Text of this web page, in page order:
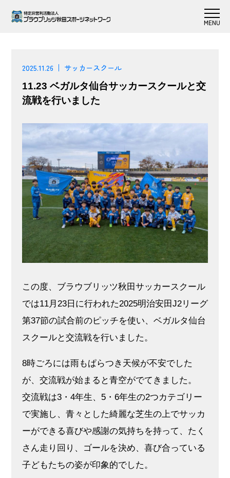
2025.11.26
サッカースクール
11.23 ベガルタ仙台サッカースクールと交
流戦を行いました
この度、ブラウブリッツ秋田サッカースクール
では11月23日に行われた2025明治安田J2リーグ
第37節の試合前のピッチを使い、ベガルタ仙台
スクールと交流戦を行いました。
8時ごろには雨もぱらつき天候が不安でした
が、交流戦が始まると青空がでてきました。
交流戦は3・4年生、5・6年生の2つカテゴリー
で実施し、青々とした綺麗な芝生の上でサッカ
ーができる喜びや感謝の気持ちを持って、たく
さん走り回り、ゴールを決め、喜び合っている
子どもたちの姿が印象的でした。